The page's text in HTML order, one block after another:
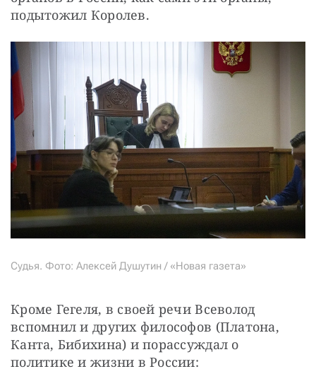
подытожил Королев.
Судья. Фото: Алексей Душутин / «Новая газета»
Кроме Гегеля, в своей речи Всеволод
вспомнил и других философов (Платона,
Канта, Бибихина) и порассуждал о
политике и жизни в России: